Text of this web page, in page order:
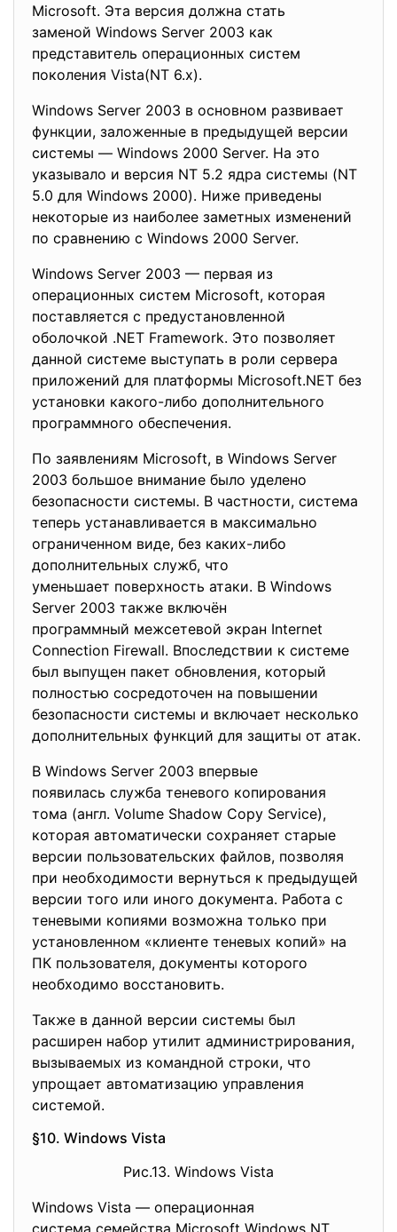
Microsoft. Эта версия должна стать
заменой Windows Server 2003 как
представитель операционных систем
поколения Vista(NT 6.x).
Windows Server 2003 в основном развивает
функции, заложенные в предыдущей версии
системы — Windows 2000 Server. На это
указывало и версия NT 5.2 ядра системы (NT
5.0 для Windows 2000). Ниже приведены
некоторые из наиболее заметных изменений
по сравнению с Windows 2000 Server.
Windows Server 2003 — первая из
операционных систем Microsoft, которая
поставляется с предустановленной
оболочкой .NET Framework. Это позволяет
данной системе выступать в роли сервера
приложений для платформы Microsoft.NET без
установки какого-либо дополнительного
программного обеспечения.
По заявлениям Microsoft, в Windows Server
2003 большое внимание было уделено
безопасности системы. В частности, система
теперь устанавливается в максимально
ограниченном виде, без каких-либо
дополнительных служб, что
уменьшает поверхность атаки. В Windows
Server 2003 также включён
программный межсетевой экран Internet
Connection Firewall. Впоследствии к системе
был выпущен пакет обновления, который
полностью сосредоточен на повышении
безопасности системы и включает несколько
дополнительных функций для защиты от атак.
В Windows Server 2003 впервые
появилась служба теневого копирования
тома (англ. Volume Shadow Copy Service),
которая автоматически сохраняет старые
версии пользовательских файлов, позволяя
при необходимости вернуться к предыдущей
версии того или иного документа. Работа с
теневыми копиями возможна только при
установленном «клиенте теневых копий» на
ПК пользователя, документы которого
необходимо восстановить.
Также в данной версии системы был
расширен набор утилит администрирования,
вызываемых из командной строки, что
упрощает автоматизацию управления
системой.
§10. Windows Vista
Рис.13. Windows Vista
Windows Vista — операционная
система семейства Microsoft Windows NT,